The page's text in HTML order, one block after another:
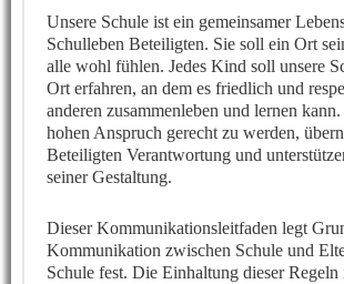
Unsere Schule ist ein gemeinsamer
Schulleben Beteiligten. Sie soll ein Ort
alle wohl fühlen. Jedes Kind soll unsere
Ort erfahren, an dem es friedlich und
anderen zusammenleben und lernen
hohen Anspruch gerecht zu werden,
Beteiligten Verantwortung und
seiner Gestaltung.
Dieser Kommunikationsleitfaden legt
Kommunikation zwischen Schule und
Schule fest. Die Einhaltung dieser Regeln